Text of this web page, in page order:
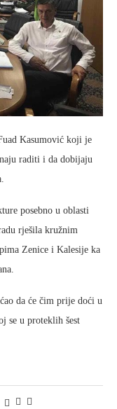
Kasumović koji je
raditi i da dobijaju
posebno u oblasti
rješila kružnim
Zenice i Kalesije ka
da će čim prije doći u
se u proteklih šest